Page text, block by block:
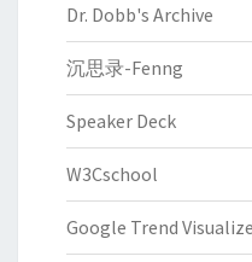
Dr. Dobb's Archive
沉思录-Fenng
Speaker Deck
W3Cschool
Google Trend Visualize